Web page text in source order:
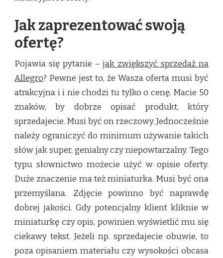
Jak zaprezentować swoją
ofertę?
Pojawia się pytanie –jak zwiększyć sprzedaż na
Allegro? Pewne jest to, że Wasza oferta musi być
atrakcyjna i i nie chodzi tu tylko o cenę. Macie 50
znaków, by dobrze opisać produkt, który
sprzedajecie. Musi być on rzeczowy. Jednocześnie
należy ograniczyć do minimum używanie takich
słów jak super, genialny czy niepowtarzalny. Tego
typu słownictwo możecie użyć w opisie oferty.
Duże znaczenie ma też miniaturka. Musi być ona
przemyślana. Zdjęcie powinno być naprawdę
dobrej jakości. Gdy potencjalny klient kliknie w
miniaturkę czy opis, powinien wyświetlić mu się
ciekawy tekst. Jeżeli np. sprzedajecie obuwie, to
poza opisaniem materiału czy wysokości obcasa